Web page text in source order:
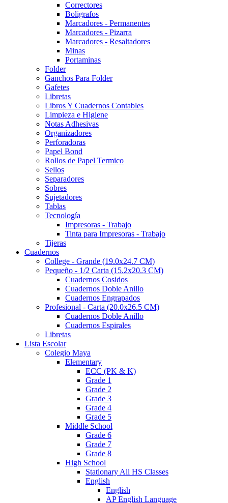
Correctores
Boligrafos
Marcadores - Permanentes
Marcadores - Pizarra
Marcadores - Resaltadores
Minas
Portaminas
Folder
Ganchos Para Folder
Gafetes
Libretas
Libros Y Cuadernos Contables
Limpieza e Higiene
Notas Adhesivas
Organizadores
Perforadoras
Papel Bond
Rollos de Papel Termico
Sellos
Separadores
Sobres
Sujetadores
Tablas
Tecnología
Impresoras - Trabajo
Tinta para Impresoras - Trabajo
Tijeras
Cuadernos
College - Grande (19.0x24.7 CM)
Pequeño - 1/2 Carta (15.2x20.3 CM)
Cuadernos Cosidos
Cuadernos Doble Anillo
Cuadernos Engrapados
Profesional - Carta (20.0x26.5 CM)
Cuadernos Doble Anillo
Cuadernos Espirales
Libretas
Lista Escolar
Colegio Maya
Elementary
ECC (PK & K)
Grade 1
Grade 2
Grade 3
Grade 4
Grade 5
Middle School
Grade 6
Grade 7
Grade 8
High School
Stationary All HS Classes
English
English
AP English Language